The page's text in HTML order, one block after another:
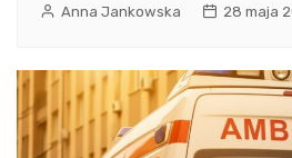
Anna Jankowska 28 maja